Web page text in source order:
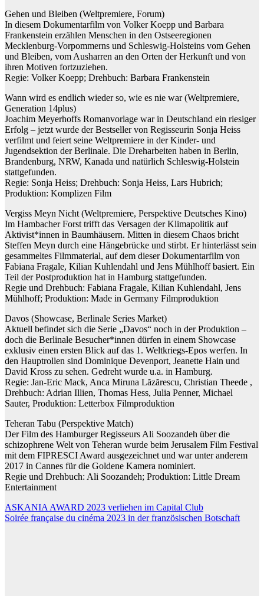
Gehen und Bleiben (Weltpremiere, Forum)
In diesem Dokumentarfilm von Volker Koepp und Barbara
Frankenstein erzählen Menschen in den Ostseeregionen
Mecklenburg-Vorpommerns und Schleswig-Holsteins vom Gehen
und Bleiben, vom Ausharren an den Orten der Herkunft und von
ihren Motiven fortzuziehen.
Regie: Volker Koepp; Drehbuch: Barbara Frankenstein
Wann wird es endlich wieder so, wie es nie war (Weltpremiere,
Generation 14plus)
Joachim Meyerhoffs Romanvorlage war in Deutschland ein riesiger
Erfolg – jetzt wurde der Bestseller von Regisseurin Sonja Heiss
verfilmt und feiert seine Weltpremiere in der Kinder- und
Jugendsektion der Berlinale. Die Dreharbeiten haben in Berlin,
Brandenburg, NRW, Kanada und natürlich Schleswig-Holstein
stattgefunden.
Regie: Sonja Heiss; Drehbuch: Sonja Heiss, Lars Hubrich;
Produktion: Komplizen Film
Vergiss Meyn Nicht (Weltpremiere, Perspektive Deutsches Kino)
Im Hambacher Forst trifft das Versagen der Klimapolitik auf
Aktivist*innen in Baumhäusern. Mitten in diesem Chaos bricht
Steffen Meyn durch eine Hängebrücke und stirbt. Er hinterlässt sein
gesammeltes Filmmaterial, auf dem dieser Dokumentarfilm von
Fabiana Fragale, Kilian Kuhlendahl und Jens Mühlhoff basiert. Ein
Teil der Postproduktion hat in Hamburg stattgefunden.
Regie und Drehbuch: Fabiana Fragale, Kilian Kuhlendahl, Jens
Mühlhoff; Produktion: Made in Germany Filmproduktion
Davos (Showcase, Berlinale Series Market)
Aktuell befindet sich die Serie „Davos“ noch in der Produktion –
doch die Berlinale Besucher*innen dürfen in einem Showcase
exklusiv einen ersten Blick auf das 1. Weltkriegs-Epos werfen. In
den Hauptrollen sind Dominique Devenport, Jeanette Hain und
David Kross zu sehen. Gedreht wurde u.a. in Hamburg.
Regie: Jan-Eric Mack, Anca Miruna Lăzărescu, Christian Theede ,
Drehbuch: Adrian Illien, Thomas Hess, Julia Penner, Michael
Sauter, Produktion: Letterbox Filmproduktion
Teheran Tabu (Perspektive Match)
Der Film des Hamburger Regisseurs Ali Soozandeh über die
schizophrene Welt von Teheran wurde beim Jerusalem Film Festival
mit dem FIPRESCI Award ausgezeichnet und war unter anderem
2017 in Cannes für die Goldene Kamera nominiert.
Regie und Drehbuch: Ali Soozandeh; Produktion: Little Dream
Entertainment
Beitragsnavigation
ASKANIA AWARD 2023 verliehen im Capital Club
Soirée française du cinéma 2023 in der französischen Botschaft